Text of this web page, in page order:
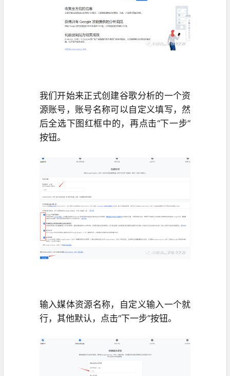
我们开始来正式创建谷歌分析的一个资
源账号，账号名称可以自定义填写，然
后全选下图红框中的，再点击“下一步”
按钮。
输入媒体资源名称，自定义输入一个就
行，其他默认，点击“下一步”按钮。